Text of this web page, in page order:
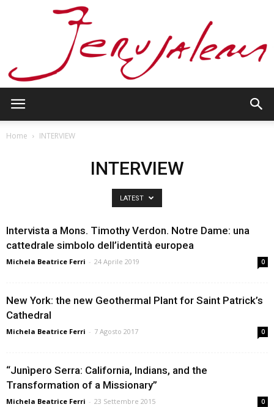
Home INTERVIEW
INTERVIEW
LATEST
Intervista a Mons. Timothy Verdon. Notre Dame: una
cattedrale simbolo dell’identità europea
Michela Beatrice Ferri - 24 Aprile 2019 0
New York: the new Geothermal Plant for Saint Patrick’s
Cathedral
Michela Beatrice Ferri - 7 Agosto 2017 0
“Junìpero Serra: California, Indians, and the
Transformation of a Missionary”
Michela Beatrice Ferri - 23 Settembre 2015 0